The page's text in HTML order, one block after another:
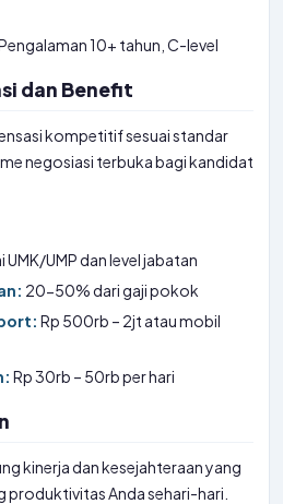
10+ tahun, C-level
dan Benefit
kompetitif sesuai standar
negosiasi terbuka bagi kandidat
UMK/UMP dan level jabatan
20-50% dari gaji pokok
Rp 500rb – 2jt atau mobil
Rp 30rb – 50rb per hari
kinerja dan kesejahteraan yang
produktivitas Anda sehari-hari.